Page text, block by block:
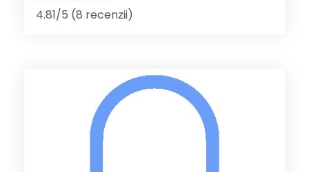
4.81/5 (8 recenzii)